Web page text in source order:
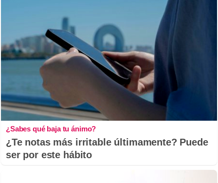
¿Sabes qué baja tu ánimo?
¿Te notas más irritable últimamente? Puede
ser por este hábito